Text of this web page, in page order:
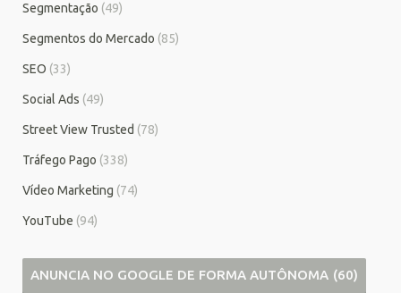
Segmentação (49)
Segmentos do Mercado (85)
SEO (33)
Social Ads (49)
Street View Trusted (78)
Tráfego Pago (338)
Vídeo Marketing (74)
YouTube (94)
ANUNCIA NO GOOGLE DE FORMA AUTÔNOMA (60)